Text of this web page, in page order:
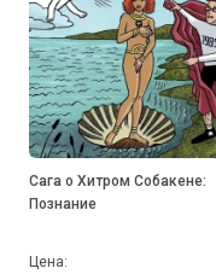
Сага о Хитром Собакене:
Познание
Цена: